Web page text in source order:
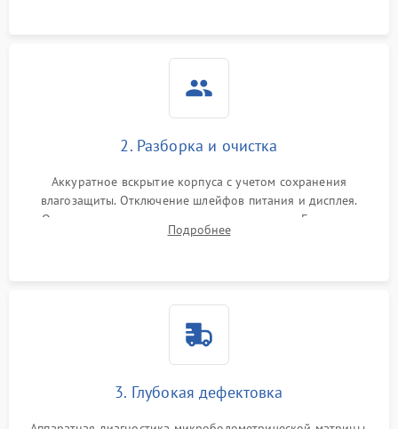
2. Разборка и очистка
Аккуратное вскрытие корпуса с учетом сохранения
влагозащиты. Отключение шлейфов питания и дисплея.
Очистка внутренних плат от окислов и пыли. Бережная
обработка германиевого объектива специализированными
Подробнее
3. Глубокая дефектовка